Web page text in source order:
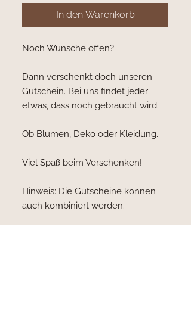
In den Warenkorb
Noch Wünsche offen?
Dann verschenkt doch unseren
Gutschein. Bei uns findet jeder
etwas, dass noch gebraucht wird.
Ob Blumen, Deko oder Kleidung.
Viel Spaß beim Verschenken!
Hinweis: Die Gutscheine können
auch kombiniert werden.